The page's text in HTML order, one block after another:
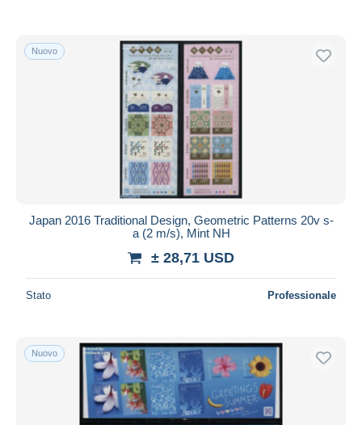
Nuovo
Japan 2016 Traditional Design, Geometric Patterns 20v s-
a (2 m/s), Mint NH
± 28,71 USD
Stato Professionale
Nuovo